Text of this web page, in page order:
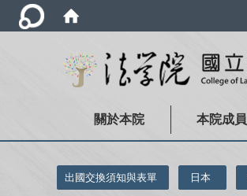
關於本院 本院成員
出國交換須知與表單 日本